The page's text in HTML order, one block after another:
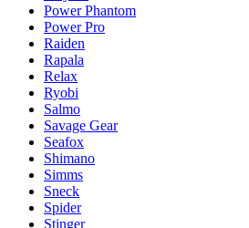
Power Phantom
Power Pro
Raiden
Rapala
Relax
Ryobi
Salmo
Savage Gear
Seafox
Shimano
Simms
Sneck
Spider
Stinger